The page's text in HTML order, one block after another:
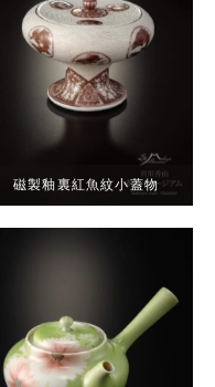
磁製釉裏紅魚紋小蓋物